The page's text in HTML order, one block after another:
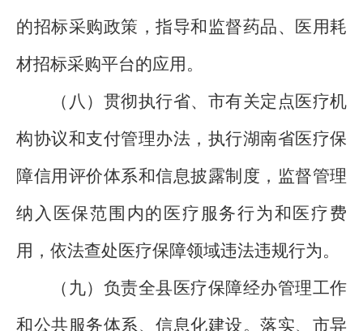
的招标采购政策，指导和监督药品、医用耗
材招标采购平台的应用。
（八）贯彻执行省、市有关定点医疗机
构协议和支付管理办法，执行湖南省医疗保
障信用评价体系和信息披露制度，监督管理
纳入医保范围内的医疗服务行为和医疗费
用，依法查处医疗保障领域违法违规行为。
（九）负责全县医疗保障经办管理工作
和公共服务体系、信息化建设。落实、市异